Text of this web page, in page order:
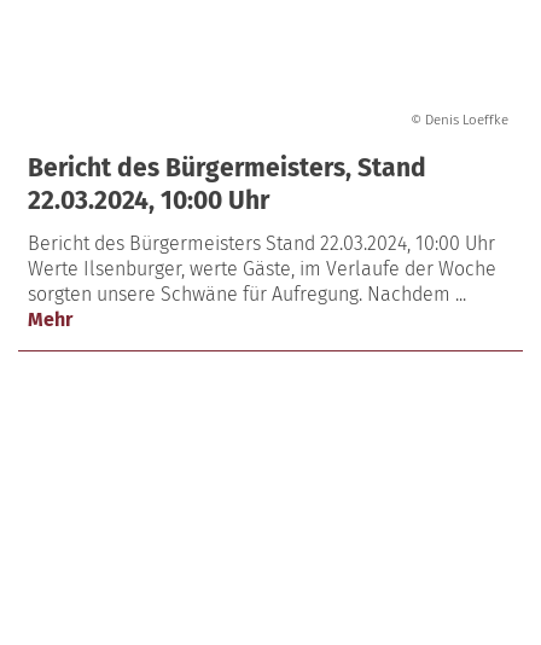
© Denis Loeffke
Bericht des Bürgermeisters, Stand
22.03.2024, 10:00 Uhr
Bericht des Bürgermeisters Stand 22.03.2024, 10:00 Uhr
Werte Ilsenburger, werte Gäste, im Verlaufe der Woche
sorgten unsere Schwäne für Aufregung. Nachdem ...
Mehr